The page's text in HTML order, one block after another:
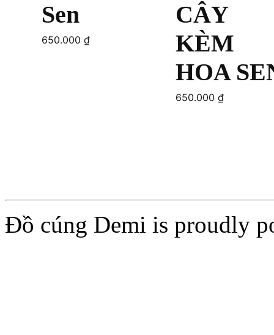
Sen
650.000 ₫
CÂY
KÈM
HOA
650.000₫
Đồ cúng Demi is proudly